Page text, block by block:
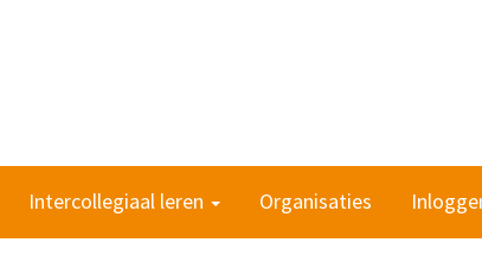
Intercollegiaal leren Organisaties